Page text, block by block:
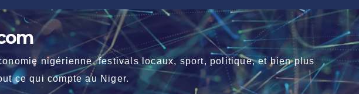
nigérienne, festivals locaux, sport, politique, et bien plus
ce qui compte au Niger.